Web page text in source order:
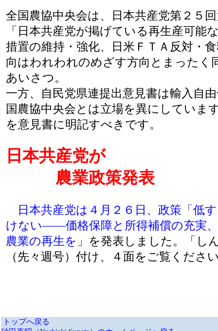
全国農協中央会は、日本共産党第２５
「日本共産党が掲げている再生産可能
措置の維持・強化、日米ＦＴＡ反対・
向はわれわれのめざす方向とまったく
あいさつ。
一方、自民党県連提出意見書は輸入自
国農協中央会とは立場を異にしていま
を意見書に明記すべきです。
日本共産党が
農業政策発表
日本共産党は４月２６日、政策「低
けない――価格保障と所得補償の充実
農業の再生を 」を発表しました。「し
（先々週号）付け、４面をご覧くださ
トップへ戻る